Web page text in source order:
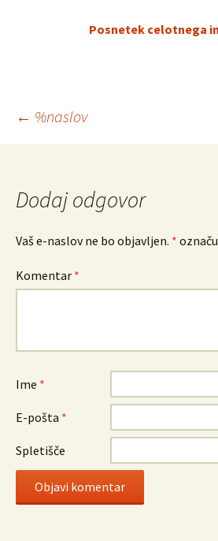
Posnetek celotnega
Krmarjenje
po
prispevkih
← %naslov
Dodaj odgovor
Vaš e-naslov ne bo objavljen. *
Komentar *
Ime *
E-pošta *
Spletišče